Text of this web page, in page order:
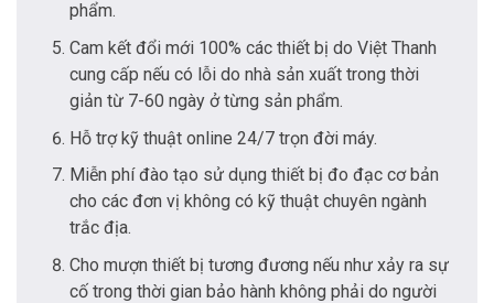
phẩm.
Cam kết đổi mới 100% các thiết bị do Việt Thanh
cung cấp nếu có lỗi do nhà sản xuất trong thời
giản từ 7-60 ngày ở từng sản phẩm.
Hỗ trợ kỹ thuật online 24/7 trọn đời máy.
Miễn phí đào tạo sử dụng thiết bị đo đạc cơ bản
cho các đơn vị không có kỹ thuật chuyên ngành
trắc địa.
Cho mượn thiết bị tương đương nếu như xảy ra sự
cố trong thời gian bảo hành không phải do người